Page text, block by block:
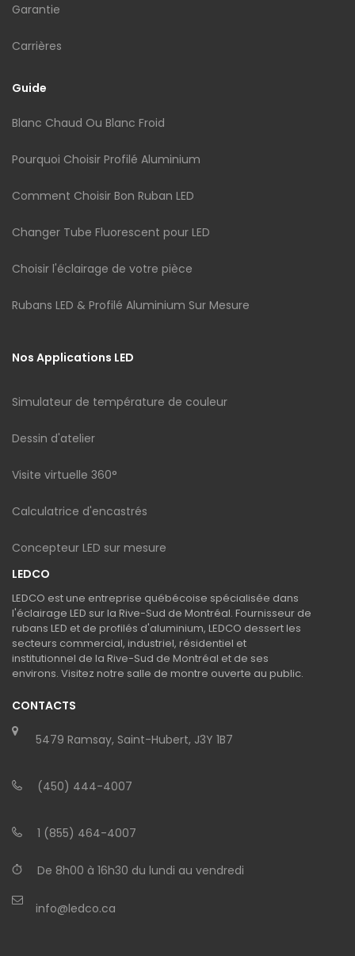
Garantie
Carrières
Guide
Blanc Chaud Ou Blanc Froid
Pourquoi Choisir Profilé Aluminium
Comment Choisir Bon Ruban LED
Changer Tube Fluorescent pour LED
Choisir l'éclairage de votre pièce
Rubans LED & Profilé Aluminium Sur Mesure
Nos Applications LED
Simulateur de température de couleur
Dessin d'atelier
Visite virtuelle 360°
Calculatrice d'encastrés
Concepteur LED sur mesure
LEDCO
LEDCO est une entreprise québécoise spécialisée dans
l'éclairage LED sur la Rive-Sud de Montréal. Fournisseur de
rubans LED et de profilés d'aluminium, LEDCO dessert les
secteurs commercial, industriel, résidentiel et
institutionnel de la Rive-Sud de Montréal et de ses
environs. Visitez notre salle de montre ouverte au public.
CONTACTS
5479 Ramsay, Saint-Hubert, J3Y 1B7
(450) 444-4007
1 (855) 464-4007
De 8h00 à 16h30 du lundi au vendredi
info@ledco.ca